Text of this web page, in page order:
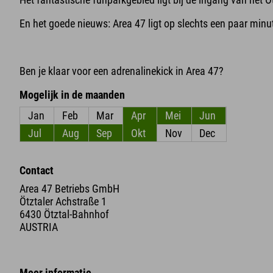
En het goede nieuws: Area 47 ligt op slechts een paar
Ben je klaar voor een adrenalinekick in Area 47?
Mogelijk in de maanden
Jan
Feb Mar Apr Mei
Jun
Jul
Aug Sep Okt Nov Dec
Contact
Area 47 Betriebs GmbH
Ötztaler Achstraße 1
6430 Ötztal-Bahnhof
AUSTRIA